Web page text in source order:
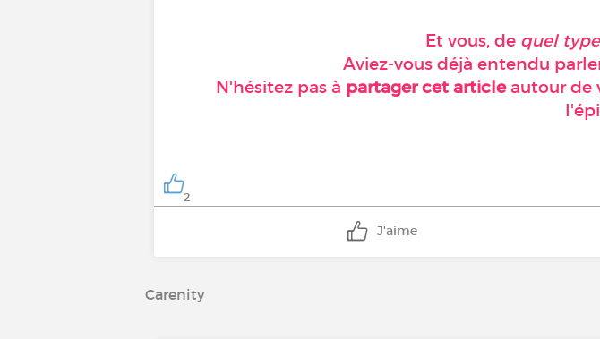
Et vous, de quel
Aviez-vous déjà entendu
N'hésitez pas à partager cet articleautour de
2
J'aime
Carenity